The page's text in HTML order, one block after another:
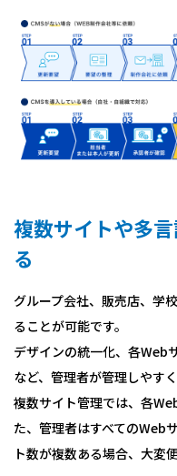
複数サイトや多
る
グループ会社、販売店、学
ることが可能です。
デザインの統一化、各Web
など、管理者が管理しやすく
複数サイト管理では、各
た、管理者はすべてのWeb
ト数が複数ある場合、大変便